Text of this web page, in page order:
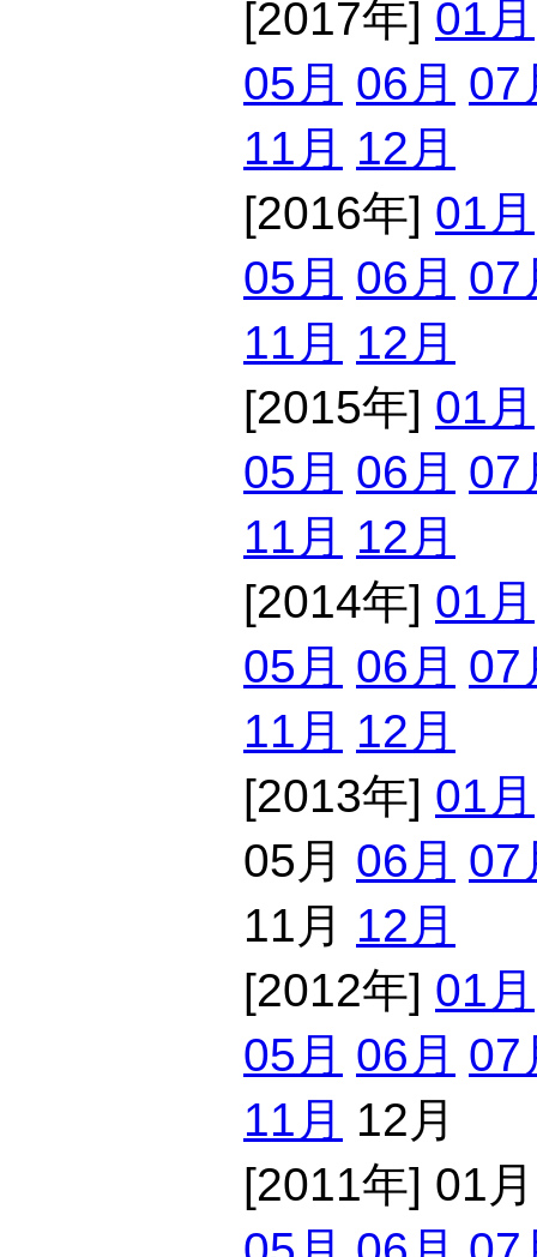
[2017年] 01月
05月 06月 07
11月 12月
[2016年] 01月
05月 06月 07
11月 12月
[2015年] 01月
05月 06月 07
11月 12月
[2014年] 01月
05月 06月 07
11月 12月
[2013年] 01月
05月 06月 07
11月 12月
[2012年] 01月
05月 06月 07
11月 12月
[2011年] 01